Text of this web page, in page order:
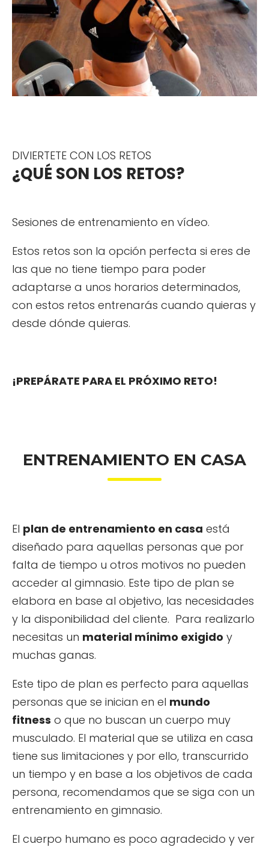
DIVIERTETE CON LOS RETOS
¿QUÉ SON LOS RETOS?
Sesiones de entrenamiento en vídeo.
Estos retos son la opción perfecta si eres de
las que no tiene tiempo para poder
adaptarse a unos horarios determinados,
con estos retos entrenarás cuando quieras y
desde dónde quieras.
¡PREPÁRATE PARA EL PRÓXIMO RETO!
ENTRENAMIENTO EN CASA
El plan de entrenamiento en casa está
diseñado para aquellas personas que por
falta de tiempo u otros motivos no pueden
acceder al gimnasio. Este tipo de plan se
elabora en base al objetivo, las necesidades
y la disponibilidad del cliente. Para realizarlo
necesitas un material mínimo exigido y
muchas ganas.
Este tipo de plan es perfecto para aquellas
personas que se inician en el mundo
fitness o que no buscan un cuerpo muy
musculado. El material que se utiliza en casa
tiene sus limitaciones y por ello, transcurrido
un tiempo y en base a los objetivos de cada
persona, recomendamos que se siga con un
entrenamiento en gimnasio.
El cuerpo humano es poco agradecido y ver